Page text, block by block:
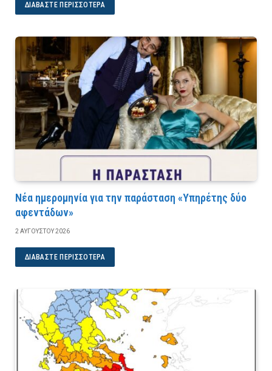
ΔΙΑΒΆΣΤΕ ΠΕΡΙΣΣΌΤΕΡΑ
Νέα ημερομηνία για την παράσταση «Υπηρέτης δύο
αφεντάδων»
2 ΑΥΓΟΎΣΤΟΥ 2026
ΔΙΑΒΆΣΤΕ ΠΕΡΙΣΣΌΤΕΡΑ